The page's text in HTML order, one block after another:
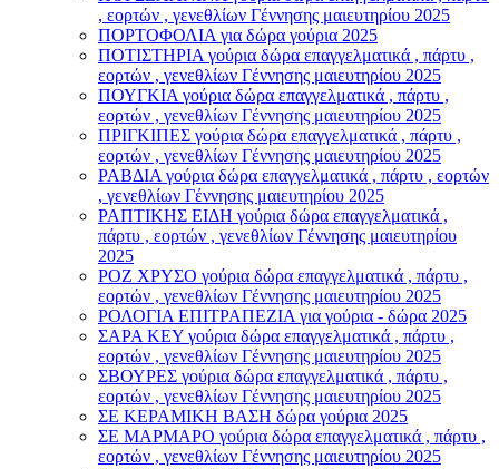
, εορτών , γενεθλίων Γέννησης μαιευτηρίου 2025
ΠΟΡΤΟΦΟΛΙΑ για δώρα γούρια 2025
ΠΟΤΙΣΤΗΡΙΑ γούρια δώρα επαγγελματικά , πάρτυ ,
εορτών , γενεθλίων Γέννησης μαιευτηρίου 2025
ΠΟΥΓΚΙΑ γούρια δώρα επαγγελματικά , πάρτυ ,
εορτών , γενεθλίων Γέννησης μαιευτηρίου 2025
ΠΡΙΓΚΙΠΕΣ γούρια δώρα επαγγελματικά , πάρτυ ,
εορτών , γενεθλίων Γέννησης μαιευτηρίου 2025
ΡΑΒΔΙΑ γούρια δώρα επαγγελματικά , πάρτυ , εορτών
, γενεθλίων Γέννησης μαιευτηρίου 2025
ΡΑΠΤΙΚΗΣ ΕΙΔΗ γούρια δώρα επαγγελματικά ,
πάρτυ , εορτών , γενεθλίων Γέννησης μαιευτηρίου
2025
ΡΟΖ ΧΡΥΣΟ γούρια δώρα επαγγελματικά , πάρτυ ,
εορτών , γενεθλίων Γέννησης μαιευτηρίου 2025
ΡΟΛΟΓΙΑ ΕΠΙΤΡΑΠΕΖΙΑ για γούρια - δώρα 2025
ΣΑΡΑ ΚΕΥ γούρια δώρα επαγγελματικά , πάρτυ ,
εορτών , γενεθλίων Γέννησης μαιευτηρίου 2025
ΣΒΟΥΡΕΣ γούρια δώρα επαγγελματικά , πάρτυ ,
εορτών , γενεθλίων Γέννησης μαιευτηρίου 2025
ΣΕ ΚΕΡΑΜΙΚΗ ΒΑΣΗ δώρα γούρια 2025
ΣΕ ΜΑΡΜΑΡΟ γούρια δώρα επαγγελματικά , πάρτυ ,
εορτών , γενεθλίων Γέννησης μαιευτηρίου 2025